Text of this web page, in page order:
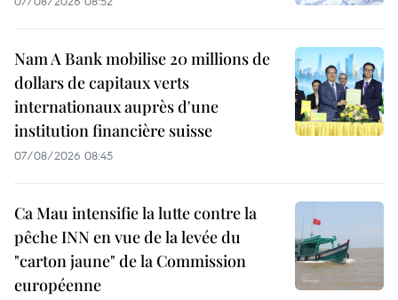
Nam A Bank mobilise 20 millions de
dollars de capitaux verts
internationaux auprès d'une
institution financière suisse
07/08/2026 08:45
Ca Mau intensifie la lutte contre la
pêche INN en vue de la levée du
"carton jaune" de la Commission
européenne